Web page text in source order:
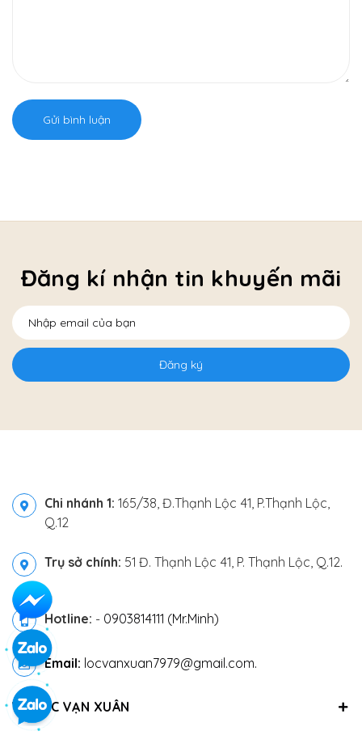
Gửi bình luận
Đăng kí nhận tin khuyến mãi
Đăng ký
Chi nhánh 1: 165/38, Đ.Thạnh Lộc 41, P.Thạnh Lộc,
Q.12
Trụ sở chính: 51 Đ. Thạnh Lộc 41, P. Thạnh Lộc, Q.12.
Hotline: - 0903814111 (Mr.Minh)
Email: locvanxuan7979@gmail.com.
VỀ LỘC VẠN XUÂN